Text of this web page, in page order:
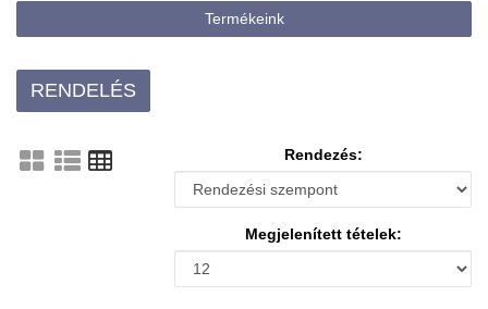
Termékeink
RENDELÉS
Rendezés:
Megjelenített tételek: